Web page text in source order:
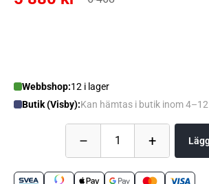
Webbshop:12 i lager
Butik (Visby):Kan hämtas i butik inom
– 1 +